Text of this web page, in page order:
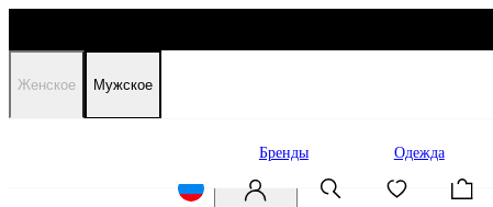
Женское Мужское
Бренды Одежда